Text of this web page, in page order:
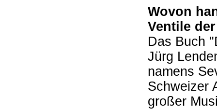
Wovon
Ventile
Das Buch
Jürg
namens
Schweizer
großer